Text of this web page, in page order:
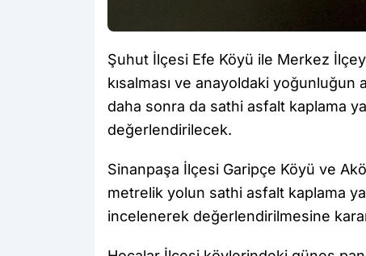
Şuhut İlçesi Efe Köyü ile Merkez
kısalması ve anayoldaki yoğunluğun
daha sonra da sathi asfalt kaplama
değerlendirilecek.
Sinanpaşa İlçesi Garipçe Köyü ve
metrelik yolun sathi asfalt kaplama
incelenerek değerlendirilmesine